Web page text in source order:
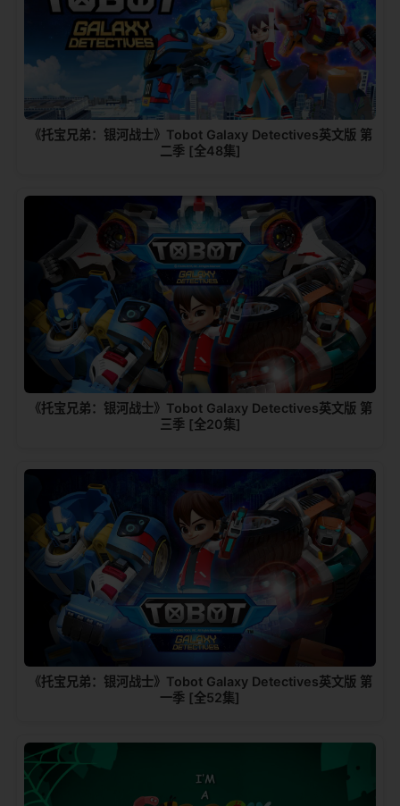
《托宝兄弟：银河战士》Tobot Galaxy Detectives英文版 第
二季 [全48集]
《托宝兄弟：银河战士》Tobot Galaxy Detectives英文版 第
三季 [全20集]
《托宝兄弟：银河战士》Tobot Galaxy Detectives英文版 第
一季 [全52集]